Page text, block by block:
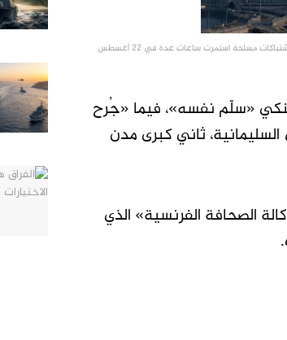
أعمدة الدخان تتصاعد فوق أحد أحياء مدينة السليمانية شرق إقليم كردستان العراق بعد أن اعتقلت قوات الأمن شخصية المعارضة لاهور شيخ جنكي عقب اشتباكات مسلحة استمرت ساعات عدة في 22 أغسطس
«سلّم نفسه»، فيما «جُرح
ثاني كبرى مدن
الصحافة الفرنسية» الذي